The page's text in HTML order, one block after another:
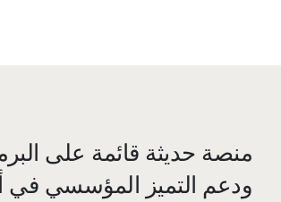
ودعم التميز المؤسسي في